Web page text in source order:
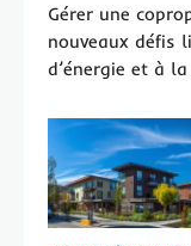
Gérer une
nouveaux défis
d’énergie et à